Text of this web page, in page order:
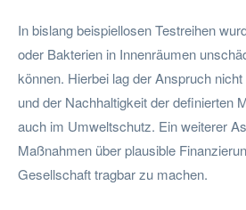
In bislang beispiellosen Testreihen
oder Bakterien in Innenräumen
können. Hierbei lag der Anspruch
und der Nachhaltigkeit der definierten
auch im Umweltschutz. Ein weiterer
Maßnahmen über plausible
Gesellschaft tragbar zu machen.